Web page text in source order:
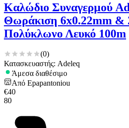
Καλώδιο Συναγερμού
Θωράκιση 6x0.22mm &
Πολύκλωνο Λευκό 100m
(0)
Κατασκευαστής: Adeleq
Άμεσα διαθέσιμο
Από Epapantoniou
€40
80